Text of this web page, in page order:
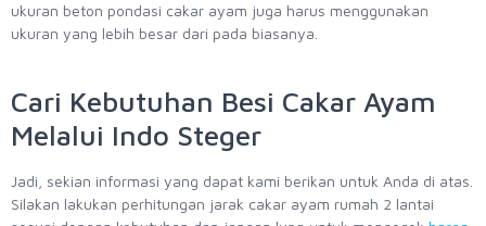
ukuran beton pondasi cakar ayam juga harus menggunakan
ukuran yang lebih besar dari pada biasanya.
Cari Kebutuhan Besi Cakar Ayam
Melalui Indo Steger
Jadi, sekian informasi yang dapat kami berikan untuk Anda di atas.
Silakan lakukan perhitungan jarak cakar ayam rumah 2 lantai